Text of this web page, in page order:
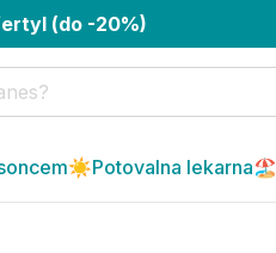
(do -20%)
Potovalna lekarna🏖️